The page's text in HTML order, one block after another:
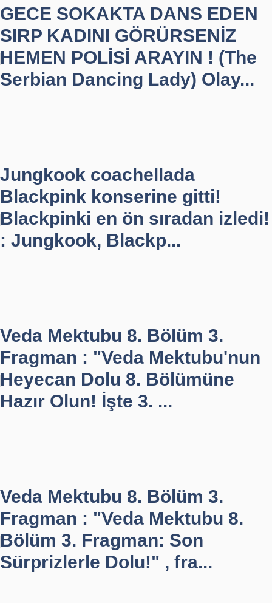
GECE SOKAKTA DANS EDEN
SIRP KADINI GÖRÜRSENİZ
HEMEN POLİSİ ARAYIN ! (The
Serbian Dancing Lady) Olay...
Jungkook coachellada
Blackpink konserine gitti!
Blackpinki en ön sıradan izledi!
: Jungkook, Blackp...
Veda Mektubu 8. Bölüm 3.
Fragman : "Veda Mektubu'nun
Heyecan Dolu 8. Bölümüne
Hazır Olun! İşte 3. ...
Veda Mektubu 8. Bölüm 3.
Fragman : "Veda Mektubu 8.
Bölüm 3. Fragman: Son
Sürprizlerle Dolu!" , fra...